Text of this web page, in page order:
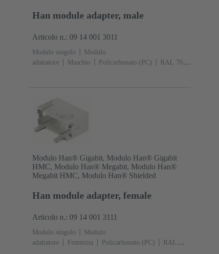
Han module adapter, male
Articolo n.: 09 14 001 3011
Modulo singolo
Modulo
adattatore
Maschio Policarbonato (PC)
RAL 7032
Modulo Han® Gigabit, Modulo Han® Gigabit
HMC, Modulo Han® Megabit, Modulo Han®
Megabit HMC, Modulo Han® Shielded
Han module adapter, female
Articolo n.: 09 14 001 3111
Modulo singolo
Modulo
adattatore
Femmina Policarbonato (PC)
RAL